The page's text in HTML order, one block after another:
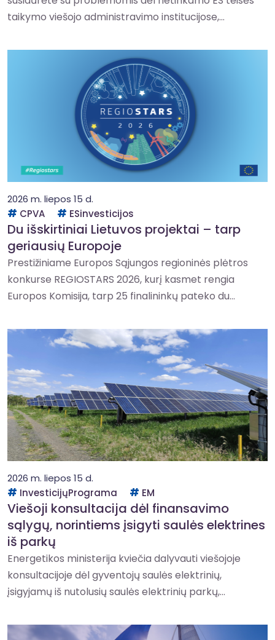
taikymo viešojo administravimo institucijose,...
2026 m. liepos 15 d.
CPVA
ESinvesticijos
Du išskirtiniai Lietuvos projektai – tarp
geriausių Europoje
Prestižiniame Europos Sąjungos regioninės plėtros
konkurse REGIOSTARS 2026, kurį kasmet rengia
Europos Komisija, tarp 25 finalininkų pateko du...
2026 m. liepos 15 d.
InvesticijųPrograma
EM
Viešoji konsultacija dėl finansavimo
sąlygų, norintiems įsigyti saulės elektrines
iš parkų
Energetikos ministerija kviečia dalyvauti viešojoje
konsultacijoje dėl gyventojų saulės elektrinių,
įsigyjamų iš nutolusių saulės elektrinių parkų,...